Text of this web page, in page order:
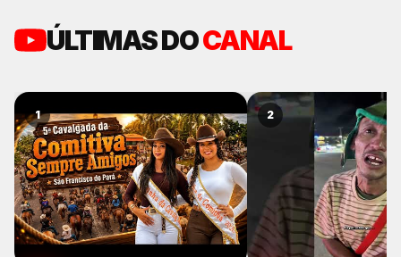
ÚLTIMAS DOCANAL
1 2